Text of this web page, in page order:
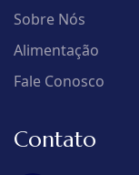
Sobre Nós
Alimentação
Fale Conosco
Contato